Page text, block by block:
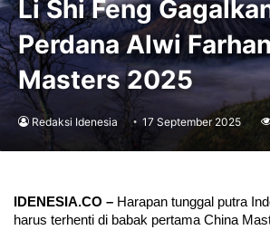
Li Shi Feng
Perdana Alwi
Masters 2025
Redaksi Idenesia 17 September 2025
IDENESIA.CO – Harapan tunggal putra
harus terhenti di babak pertama China